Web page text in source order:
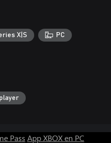
Táctil Botón A, Gamepad
la Bola
B, Botón del mando de
X|S PC
Pass App XBOX en PC